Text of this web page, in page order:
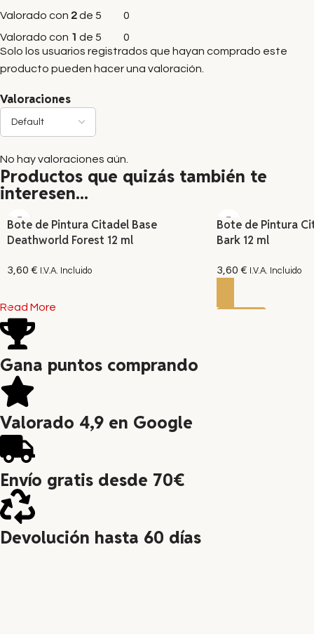
Valorado con 2de 5
0
Valorado con 1 de 5 0
Valoraciones
No hay valoraciones aún.
Solo los usuarios registrados que hayan comprado este
producto pueden hacer una valoración.
Productos que quizás también te
interesen...
Bote de Pintura Citadel Base
Deathworld Forest 12 ml
3,60 € I.V.A. Incluido
Bote de Pintura
Bark 12 ml
3,60 € I.V.A. Incluido
Read More
Gana puntos comprando
Valorado 4,9 en Google
Envío gratis desde 70€
Devolución hasta 60 días